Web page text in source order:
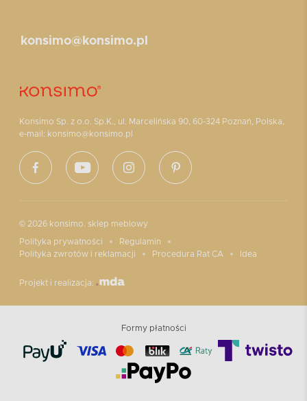
Konsimo Sp. z o.o. Sp.K., ul. Marcelińska 90, 60-324 Poznań, Polska,
e-mail: konsimo@konsimo.pl
konsimo@konsimo.pl
© 2026 konsimo. sklep meblowy
Polityka prywatności
Regulamin
Polityka zwrotów i reklamacji
Procedura Rat CA Idea
Projekt i realizacja:
Formy płatności